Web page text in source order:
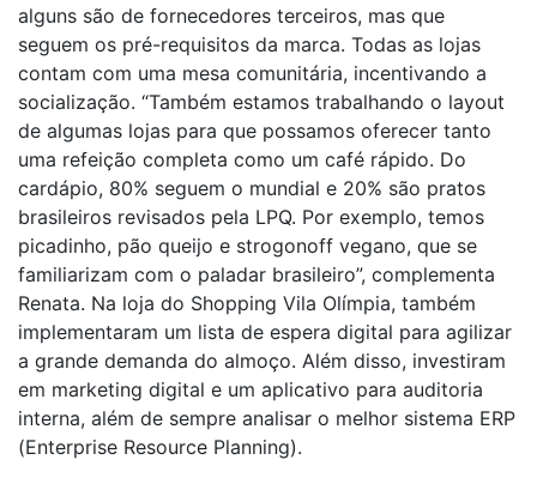
alguns são de fornecedores terceiros, mas que
seguem os pré-requisitos da marca. Todas as lojas
contam com uma mesa comunitária, incentivando a
socialização. “Também estamos trabalhando o layout
de algumas lojas para que possamos oferecer tanto
uma refeição completa como um café rápido. Do
cardápio, 80% seguem o mundial e 20% são pratos
brasileiros revisados pela LPQ. Por exemplo, temos
picadinho, pão queijo e strogonoff vegano, que se
familiarizam com o paladar brasileiro”, complementa
Renata. Na loja do Shopping Vila Olímpia, também
implementaram um lista de espera digital para agilizar
a grande demanda do almoço. Além disso, investiram
em marketing digital e um aplicativo para auditoria
interna, além de sempre analisar o melhor sistema ERP
(Enterprise Resource Planning).